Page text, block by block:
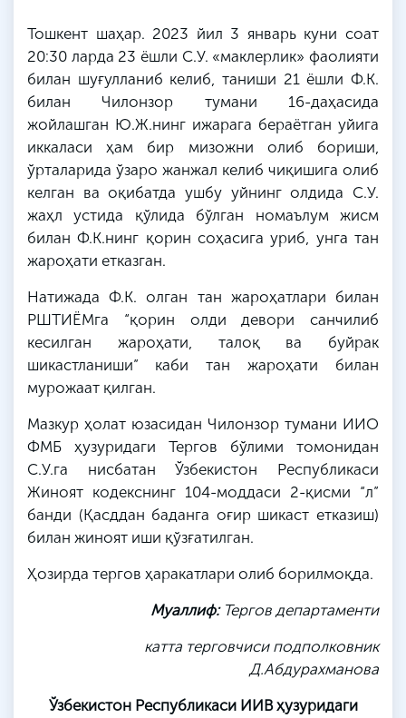
Тошкент шаҳар. 2023 йил 3 январь куни соат
20:30 ларда 23 ёшли С.У. «маклерлик» фаолияти
билан шуғулланиб келиб, таниши 21 ёшли Ф.К.
билан Чилонзор тумани 16-даҳасида
жойлашган Ю.Ж.нинг ижарага бераётган уйига
иккаласи ҳам бир мизожни олиб бориши,
ўрталарида ўзаро жанжал келиб чиқишига олиб
келган ва оқибатда ушбу уйнинг олдида С.У.
жаҳл устида қўлида бўлган номаълум жисм
билан Ф.К.нинг қорин соҳасига уриб, унга тан
жароҳати етказган.
Натижада Ф.К. олган тан жароҳатлари билан
РШТИЁМга “қорин олди девори санчилиб
кесилган жароҳати, талоқ ва буйрак
шикастланиши” каби тан жароҳати билан
мурожаат қилган.
Мазкур ҳолат юзасидан Чилонзор тумани ИИО
ФМБ ҳузуридаги Тергов бўлими томонидан
С.У.га нисбатан Ўзбекистон Республикаси
Жиноят кодекснинг 104-моддаси 2-қисми “л”
банди (Қасддан баданга оғир шикаст етказиш)
билан жиноят иши қўзғатилган.
Ҳозирда тергов ҳаракатлари олиб борилмоқда.
Муаллиф:Тергов департаменти
катта терговчиси подполковник
Д.Абдурахманова
Ўзбекистон Республикаси ИИВ ҳузуридаги